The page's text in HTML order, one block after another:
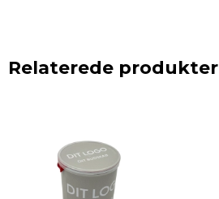
Relaterede produkter